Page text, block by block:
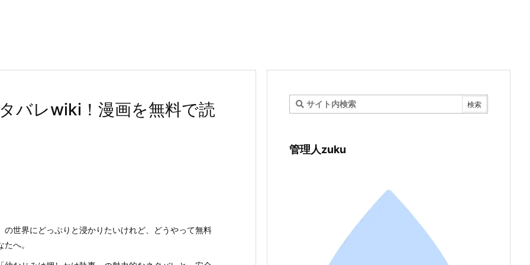
バレwiki！漫画を無料で読
の世界にどっぷりと浸かりたいけれど、どうやって無料
へ。
管理人zuku